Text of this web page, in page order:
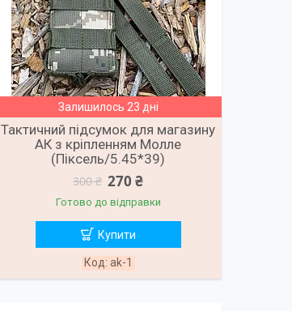
Залишилось 23 дні
Тактичний підсумок для магазину
АК з кріпленням Молле
(Піксель/5.45*39)
300 ₴ 270 ₴
Готово до відправки
Купити
ak-1